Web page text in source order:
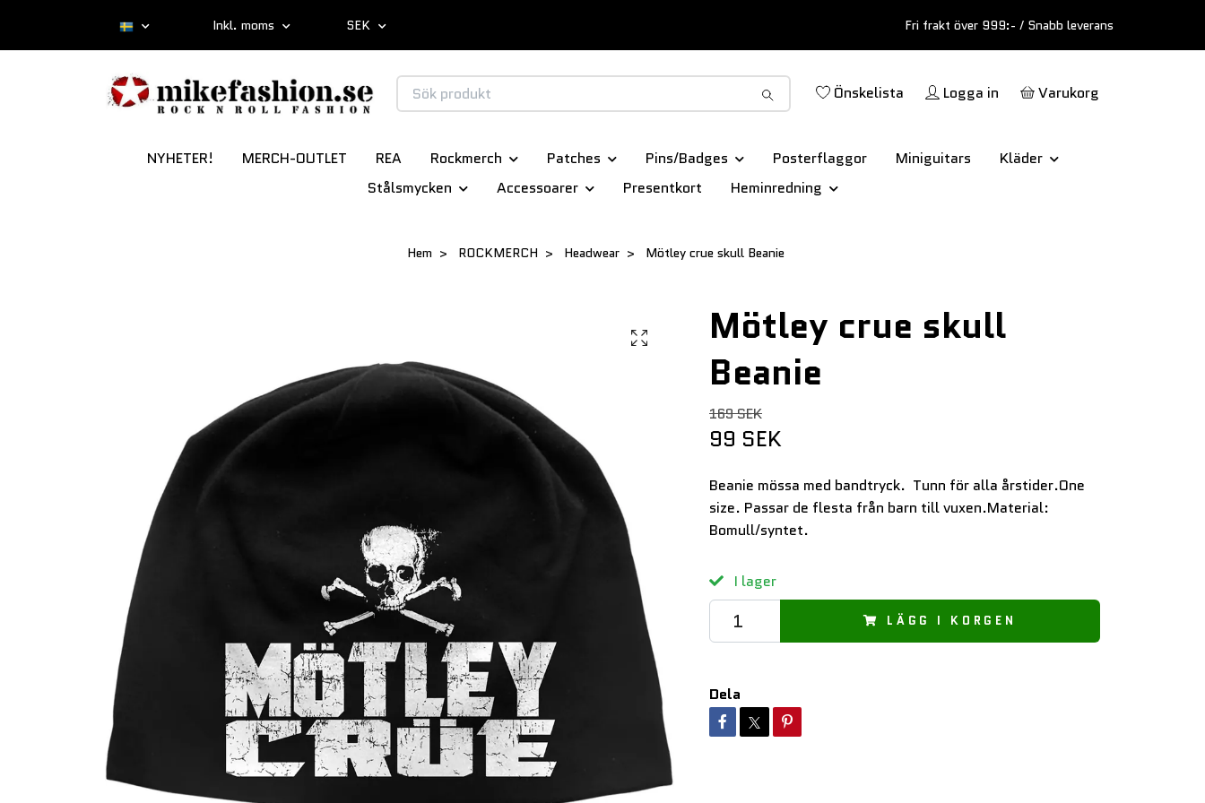
Inkl. moms SEK Fri frakt över 999:- / Snabb leverans
Önskelista Logga in Varukorg
NYHETER! MERCH-OUTLET REA Rockmerch Patches Pins/Badges Posterflaggor Miniguitars
Kläder
Stålsmycken
Accessoarer Presentkort Heminredning
Hem ROCKMERCH Headwear Mötley crue skull Beanie
Mötley crue skull
Beanie
169 SEK
99 SEK
Beanie mössa med bandtryck. Tunn för alla årstider.One
size. Passar de flesta från barn till vuxen.Material:
Bomull/syntet.
I lager
LÄGG I KORGEN
Dela